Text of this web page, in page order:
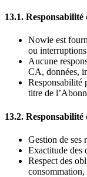
13.1.
Nowie est
ou
Aucune
CA, données,
Responsabilité
titre de
13.2.
Gestion de ses
Exactitude des
Respect des
consommation,